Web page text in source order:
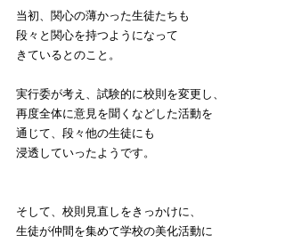
当初、関心の薄かった生徒たちも
段々と関心を持つようになって
きているとのこと。
実行委が考え、試験的に校則を変更し、
再度全体に意見を聞くなどした活動を
通じて、段々他の生徒にも
浸透していったようです。
そして、校則見直しをきっかけに、
生徒が仲間を集めて学校の美化活動に